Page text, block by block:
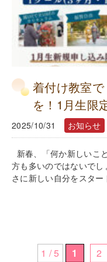
着付け教室で
を！1月生限
2025/10/31 お知らせ
新春、「何か新しいこ
方も多いのではないで
さに新しい自分をスタ
1 / 5 1 2